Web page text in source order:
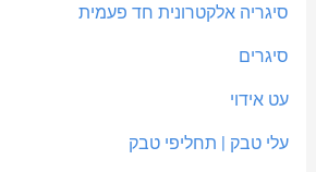
סיגריה אלקטרונית חד פעמית
סיגרים
עט אידוי
עלי טבק | תחליפי טבק